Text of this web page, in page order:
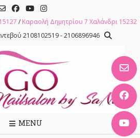
/ Καραολή Δημητρίου 7 Χαλάνδρι 15232
2108102519 - 2106896946
MENU